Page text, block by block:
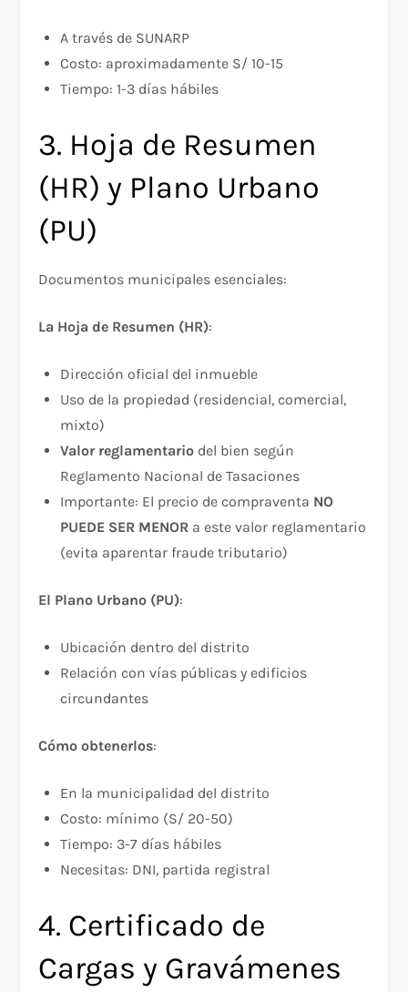
A través de SUNARP
Costo: aproximadamente S/ 10-15
Tiempo: 1-3 días hábiles
3. Hoja de Resumen
(HR) y Plano Urbano
(PU)
Documentos municipales esenciales:​
La Hoja de Resumen (HR):​
Dirección oficial del inmueble
Uso de la propiedad (residencial, comercial,
mixto)
Valor reglamentario del bien según
Reglamento Nacional de Tasaciones
Importante: El precio de compraventa NO
PUEDE SER MENOR a este valor reglamentario
(evita aparentar fraude tributario)
El Plano Urbano (PU):​
Ubicación dentro del distrito
Relación con vías públicas y edificios
circundantes
Cómo obtenerlos:​
En la municipalidad del distrito
Costo: mínimo (S/ 20-50)
Tiempo: 3-7 días hábiles
Necesitas: DNI, partida registral
4. Certificado de
Cargas y Gravámenes